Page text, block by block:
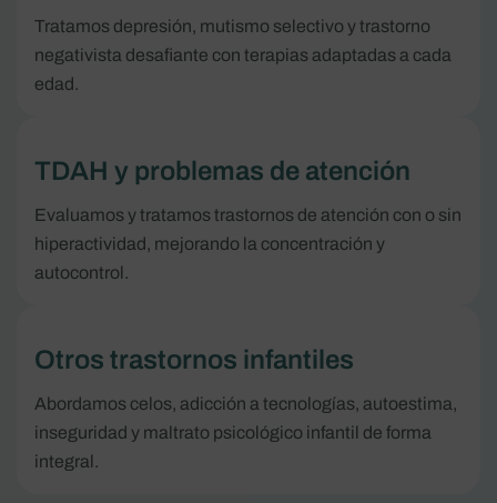
Tratamos depresión, mutismo selectivo y trastorno
negativista desafiante con terapias adaptadas a cada
edad.
TDAH y problemas de atención
Evaluamos y tratamos trastornos de atención con o sin
hiperactividad, mejorando la concentración y
autocontrol.
Otros trastornos infantiles
Abordamos celos, adicción a tecnologías, autoestima,
inseguridad y maltrato psicológico infantil de forma
integral.